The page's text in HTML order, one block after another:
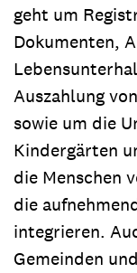
geht um
Dokumenten,
Auszahlung
sowie um die
Kindergärten
die Menschen
die
integrieren.
Gemeinden